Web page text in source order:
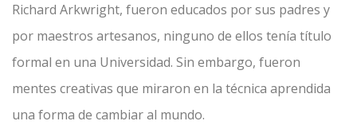
Richard Arkwright, fueron educados por sus padres y
por maestros artesanos, ninguno de ellos tenía título
formal en una Universidad. Sin embargo, fueron
mentes creativas que miraron en la técnica aprendida
una forma de cambiar al mundo.